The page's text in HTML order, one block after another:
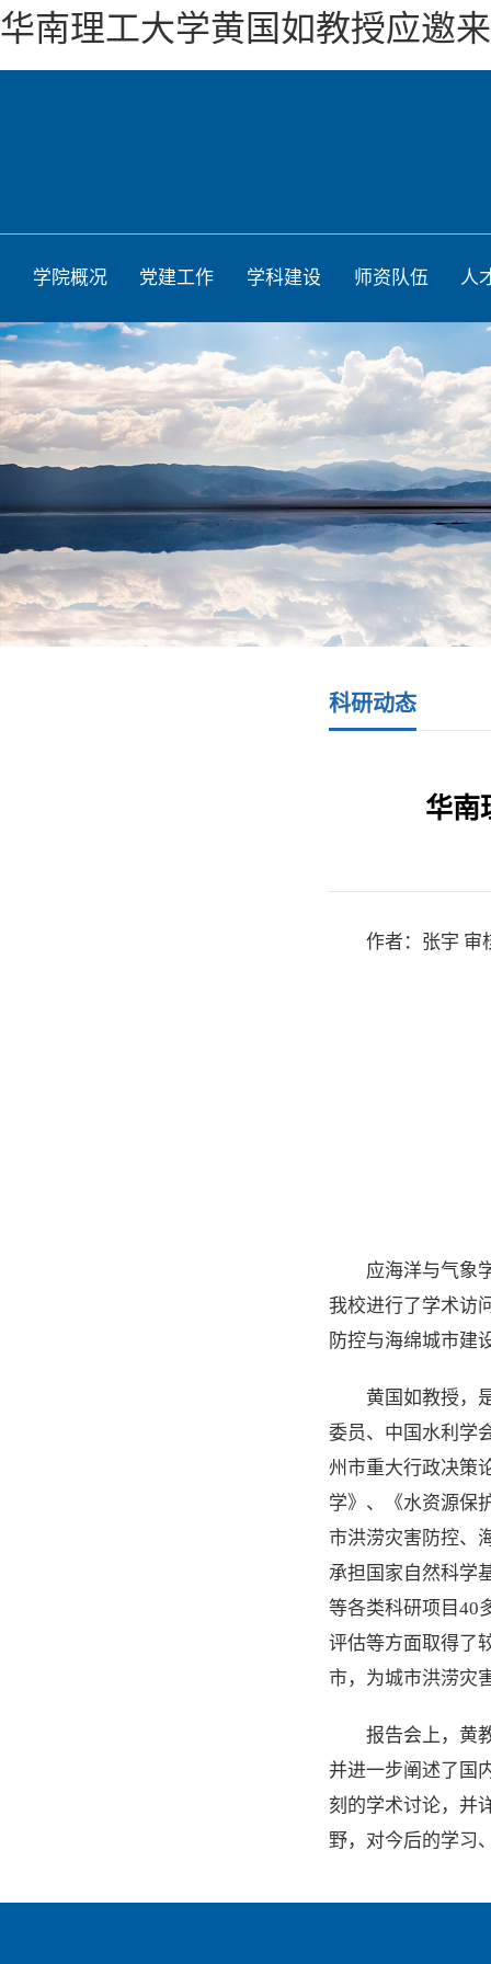
华南理工大学黄国如教授应邀
学院概况 党建工作 学科建设 师资队伍 人
科研动态
华南
作者：张宇 审
应海洋与气象
我校进行了学术访
防控与海绵城市建
黄国如教授，
委员、中国水利学
州市重大行政决策
学》、《水资源保
市洪涝灾害防控、
承担国家自然科学
等各类科研项目40
评估等方面取得了
市，为城市洪涝灾
报告会上，黄
并进一步阐述了国
刻的学术讨论，并
野，对今后的学习